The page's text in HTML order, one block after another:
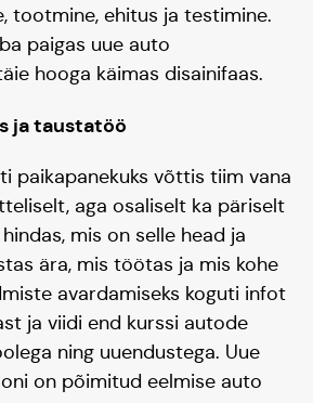
tootmine, ehitus ja testimine.
paigas uue auto
hooga käimas disainifaas.
ja taustatöö
paikapanekuks võttis tiim vana
aga osaliselt ka päriselt
mis on selle head ja
ära, mis töötas ja mis kohe
avardamiseks koguti infot
ja viidi end kurssi autode
ning uuendustega. Uue
on põimitud eelmise auto